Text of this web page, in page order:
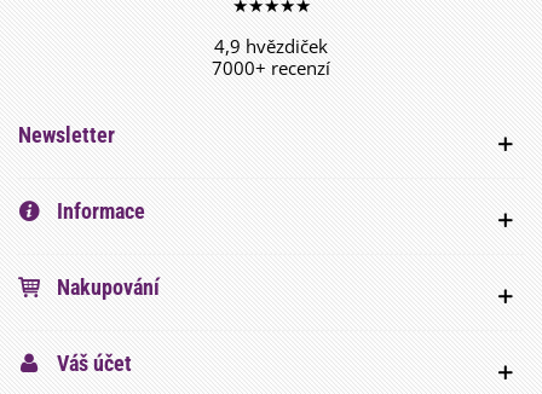
★★★★★
4,9 hvězdiček
7000+ recenzí
Newsletter
Informace
Nakupování
Váš účet